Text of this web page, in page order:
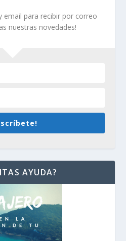
email para recibir por correo
nuestras novedades!
AYUDA?